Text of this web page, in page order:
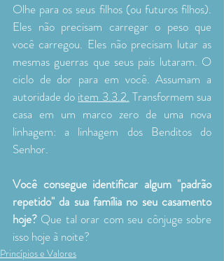
Olhe para os seus filhos (ou futuros filhos).
Eles não precisam carregar o peso que
você carregou. Eles não precisam lutar as
mesmas guerras que seus pais lutaram. O
ciclo de dor para em você. Assumam a
autoridade do item 3.3.2. Transformem sua
casa em um marco zero de uma nova
linhagem: a linhagem dos Benditos do
Senhor.
Você consegue identificar algum "padrão
repetido" da sua família no seu casamento
hoje? Que tal orar com seu cônjuge sobre
isso hoje à noite?
Princípios e Valores